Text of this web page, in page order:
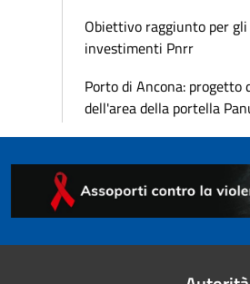
Obiettivo raggiunto per gli
investimenti Pnrr
Porto di Ancona: progetto
dell'area della portella